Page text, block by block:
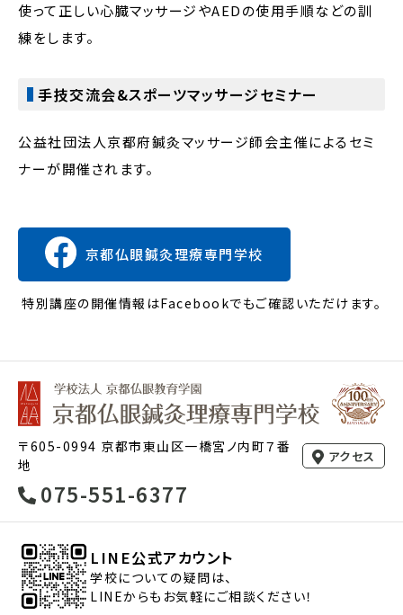
使って正しい心臓マッサージやAEDの使用手順などの訓
練をします。
手技交流会&スポーツマッサージセミナー
公益社団法人京都府鍼灸マッサージ師会主催によるセミ
ナーが開催されます。
京都仏眼鍼灸理療専門学校
特別講座の開催情報はFacebookでもご確認いただけます。
〒605-0994 京都市東山区一橋宮ノ内町７番
地
アクセス
075-551-6377
LINE公式アカウント
学校についての疑問は、
LINEからもお気軽にご相談ください！